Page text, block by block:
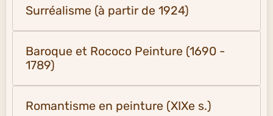
Réalisme (1840-1860) et Néoréalisme
Surréalisme (à partir de 1924)
Baroque et Rococo Peinture (1690 -